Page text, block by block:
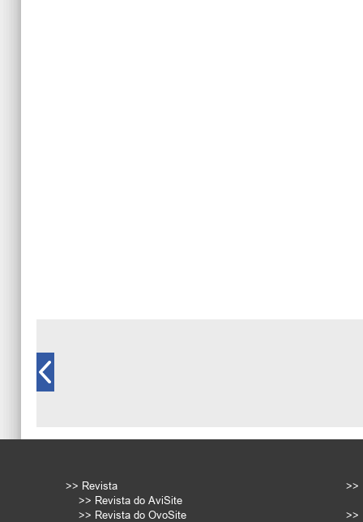
>> Revista
>> Revista do AviSite
>> Revista do OvoSite
>>
>>